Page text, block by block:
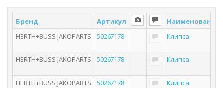
Бренд Артикул
Наименование
HERTH+BUSS JAKOPARTS
50267178 Клипса
HERTH+BUSS JAKOPARTS 50267178 Клипса
HERTH+BUSS JAKOPARTS 50267178 Клипса